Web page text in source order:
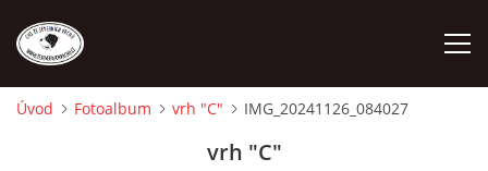
Úvod Fotoalbum vrh "C" IMG_20241126_084027
vrh "C"